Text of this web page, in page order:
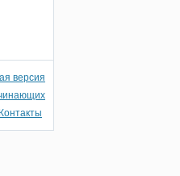
версия
Контакты